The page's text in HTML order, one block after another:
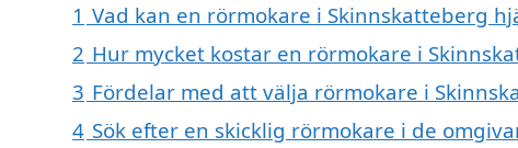
1 Vad kan en rörmokare i Skinnskatteberg
2 Hur mycket kostar en rörmokare i
3 Fördelar med att välja rörmokare i
4 Sök efter en skicklig rörmokare i de